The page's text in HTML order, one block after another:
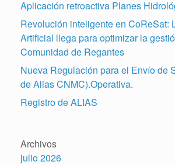
Aplicación retroactiva Planes
Revolución inteligente en CoReSat:
Artificial llega para optimizar la
Comunidad de Regantes
Nueva Regulación para el Envío de
de Alias CNMC).Operativa.
Registro de ALIAS
Archivos
julio 2026